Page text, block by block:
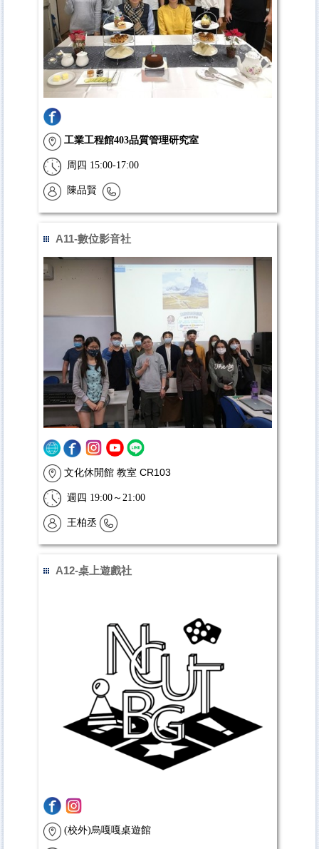
工業工程館403品質管理研究室
周四 15:00-17:00
陳品賢
A11-數位影音社
文化休閒館 教室 CR103
週四 19:00～21:00
王柏丞
A12-桌上遊戲社
(校外)烏嘎嘎桌遊館